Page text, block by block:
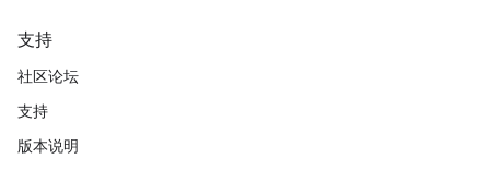
支持
社区论坛
支持
版本说明